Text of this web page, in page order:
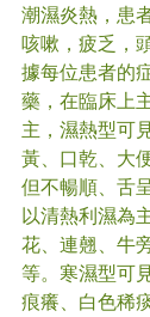
潮濕炎熱，患
咳嗽，疲乏，
據每位患者的
藥，在臨床上
主，濕熱型可
黃、口乾、大
但不暢順、舌
以清熱利濕為
花、連翹、牛
等。寒濕型可
痕癢、白色稀